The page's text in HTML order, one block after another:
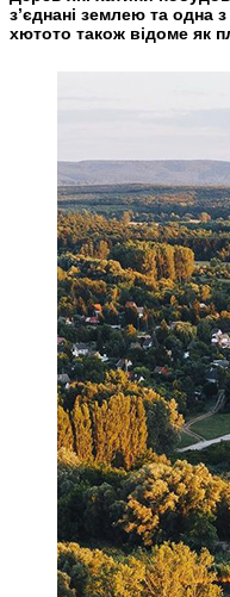
з’єднані землею та
хютото також відоме як